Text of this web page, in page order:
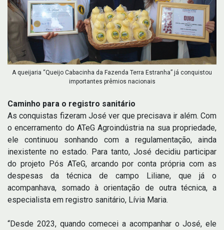
A queijaria “Queijo Cabacinha da Fazenda Terra Estranha” já conquistou
importantes prêmios nacionais
Caminho para o registro sanitário
As conquistas fizeram José ver que precisava ir além. Com
o encerramento do ATeG Agroindústria na sua propriedade,
ele continuou sonhando com a regulamentação, ainda
inexistente no estado. Para tanto, José decidiu participar
do projeto Pós ATeG, arcando por conta própria com as
despesas da técnica de campo Liliane, que já o
acompanhava, somado à orientação de outra técnica, a
especialista em registro sanitário, Lívia Maria.
“Desde 2023, quando comecei a acompanhar o José, ele